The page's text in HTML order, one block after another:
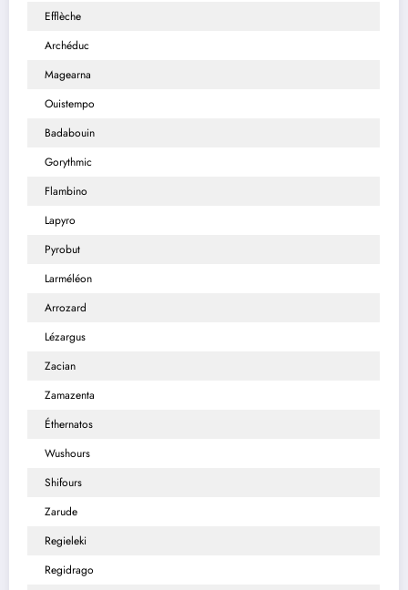
Efflèche
Archéduc
Magearna
Ouistempo
Badabouin
Gorythmic
Flambino
Lapyro
Pyrobut
Larméléon
Arrozard
Lézargus
Zacian
Zamazenta
Éthernatos
Wushours
Shifours
Zarude
Regieleki
Regidrago